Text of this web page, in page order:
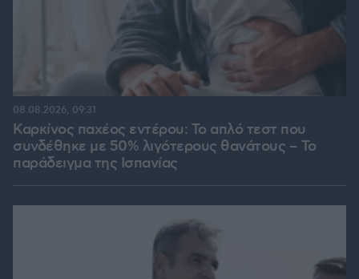
Καρκίνος παχέος εντέρου: Το απλό τεστ που
συνδέθηκε με 50% λιγότερους θανάτους – Το
παράδειγμα της Ισπανίας
08.08.2026, 09:31